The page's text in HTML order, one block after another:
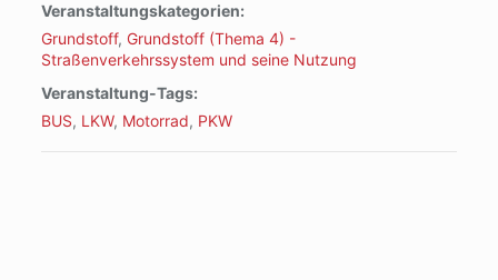
Veranstaltungskategorien:
Grundstoff, Grundstoff (Thema 4) -
Straßenverkehrssystem und seine Nutzung
Veranstaltung-Tags:
BUS, LKW, Motorrad, PKW